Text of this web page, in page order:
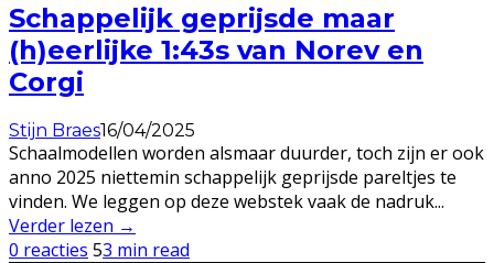
Schappelijk geprijsde maar
(h)eerlijke 1:43s van Norev en
Corgi
Stijn Braes16/04/2025
Schaalmodellen worden alsmaar duurder, toch zijn er ook
anno 2025 niettemin schappelijk geprijsde pareltjes te
vinden. We leggen op deze webstek vaak de nadruk...
Verder lezen →
0 reacties 53 min read